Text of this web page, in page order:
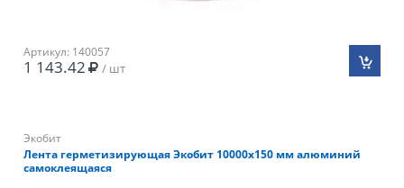
Артикул: 140057
1 143.42 / шт
Экобит
Лента герметизирующая Экобит 10000х150 мм алюминий
самоклеящаяся